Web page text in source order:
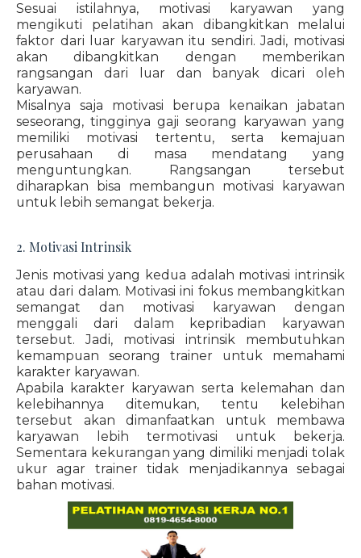
Sesuai istilahnya, motivasi karyawan yang
mengikuti pelatihan akan dibangkitkan melalui
faktor dari luar karyawan itu sendiri. Jadi, motivasi
akan dibangkitkan dengan memberikan
rangsangan dari luar dan banyak dicari oleh
karyawan.
Misalnya saja motivasi berupa kenaikan jabatan
seseorang, tingginya gaji seorang karyawan yang
memiliki motivasi tertentu, serta kemajuan
perusahaan di masa mendatang yang
menguntungkan. Rangsangan tersebut
diharapkan bisa membangun motivasi karyawan
untuk lebih semangat bekerja.
2. Motivasi Intrinsik
Jenis motivasi yang kedua adalah motivasi intrinsik
atau dari dalam. Motivasi ini fokus membangkitkan
semangat dan motivasi karyawan dengan
menggali dari dalam kepribadian karyawan
tersebut. Jadi, motivasi intrinsik membutuhkan
kemampuan seorang trainer untuk memahami
karakter karyawan.
Apabila karakter karyawan serta kelemahan dan
kelebihannya ditemukan, tentu kelebihan
tersebut akan dimanfaatkan untuk membawa
karyawan lebih termotivasi untuk bekerja.
Sementara kekurangan yang dimiliki menjadi tolak
ukur agar trainer tidak menjadikannya sebagai
bahan motivasi.